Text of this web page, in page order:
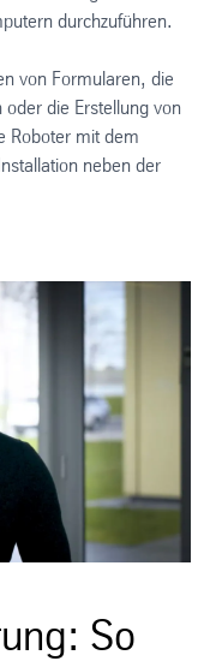
durchzuführen.
von Formularen, die
die Erstellung von
Roboter mit dem
neben der
So